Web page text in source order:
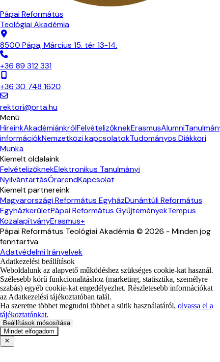
Pápai Református
Teológiai Akadémia
8500 Pápa, Március 15. tér 13-14.
+36 89 312 331
+36 30 748 1620
rektori@prta.hu
Menü
HíreinkAkadémiánkrólFelvételizőknekErasmusAlumni
információkNemzetközi kapcsolatokTudományos Diákköri
Munka
Kiemelt oldalaink
FelvételizőknekElektronikus Tanulmányi
NyilvántartásÓrarendKapcsolat
Kiemelt partnereink
Magyarországi Református EgyházDunántúli Református
EgyházkerületPápai Református GyűjteményekTempus
KözalapítványErasmus+
Pápai Református Teológiai Akadémia © 2026 - Minden jog
fenntartva
Adatvédelmi Irányelvek
Adatkezelési beállítások
Weboldalunk az alapvető működéshez szükséges cookie-kat használ.
Szélesebb körű funkcionalitáshoz (marketing, statisztika, személyre
szabás) egyéb cookie-kat engedélyezhet. Részletesebb információkat
az Adatkezelési tájékoztatóban talál.
Ha szeretne többet megtudni többet a sütik használatáról, olvassa el a
tájékoztatónkat.
Beállítások mósosítása
Mindet elfogadom